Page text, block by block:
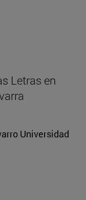
Letras en
Universidad